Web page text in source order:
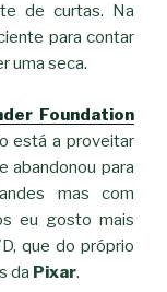
de curtas. Na
para contar
uma seca.
Foundation
está a proveitar
abandonou para
mas com
eu gosto mais
que do próprio
da Pixar.